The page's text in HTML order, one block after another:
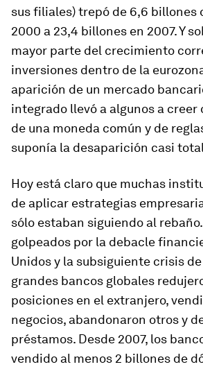
sus filiales) trepó de 6,6 billones
2000 a 23,4 billones en 2007. Y
mayor parte del crecimiento
inversiones dentro de la
aparición de un mercado
integrado llevó a algunos a creer
de una moneda común y de
suponía la desaparición casi
Hoy está claro que muchas
de aplicar estrategias
sólo estaban siguiendo al
golpeados por la debacle
Unidos y la subsiguiente crisis
grandes bancos globales
posiciones en el extranjero,
negocios, abandonaron otros y
préstamos. Desde 2007, los
vendido al menos 2 billones de